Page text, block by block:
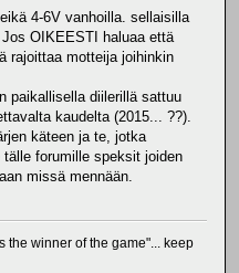
4-6V vanhoilla. sellaisilla
OIKEESTI haluaa että
rajoittaa motteija joihinkin
paikallisella diilerillä sattuu
kaudelta (2015... ??).
käteen ja te, jotka
forumille speksit joiden
missä mennään.
the winner of the game"... keep